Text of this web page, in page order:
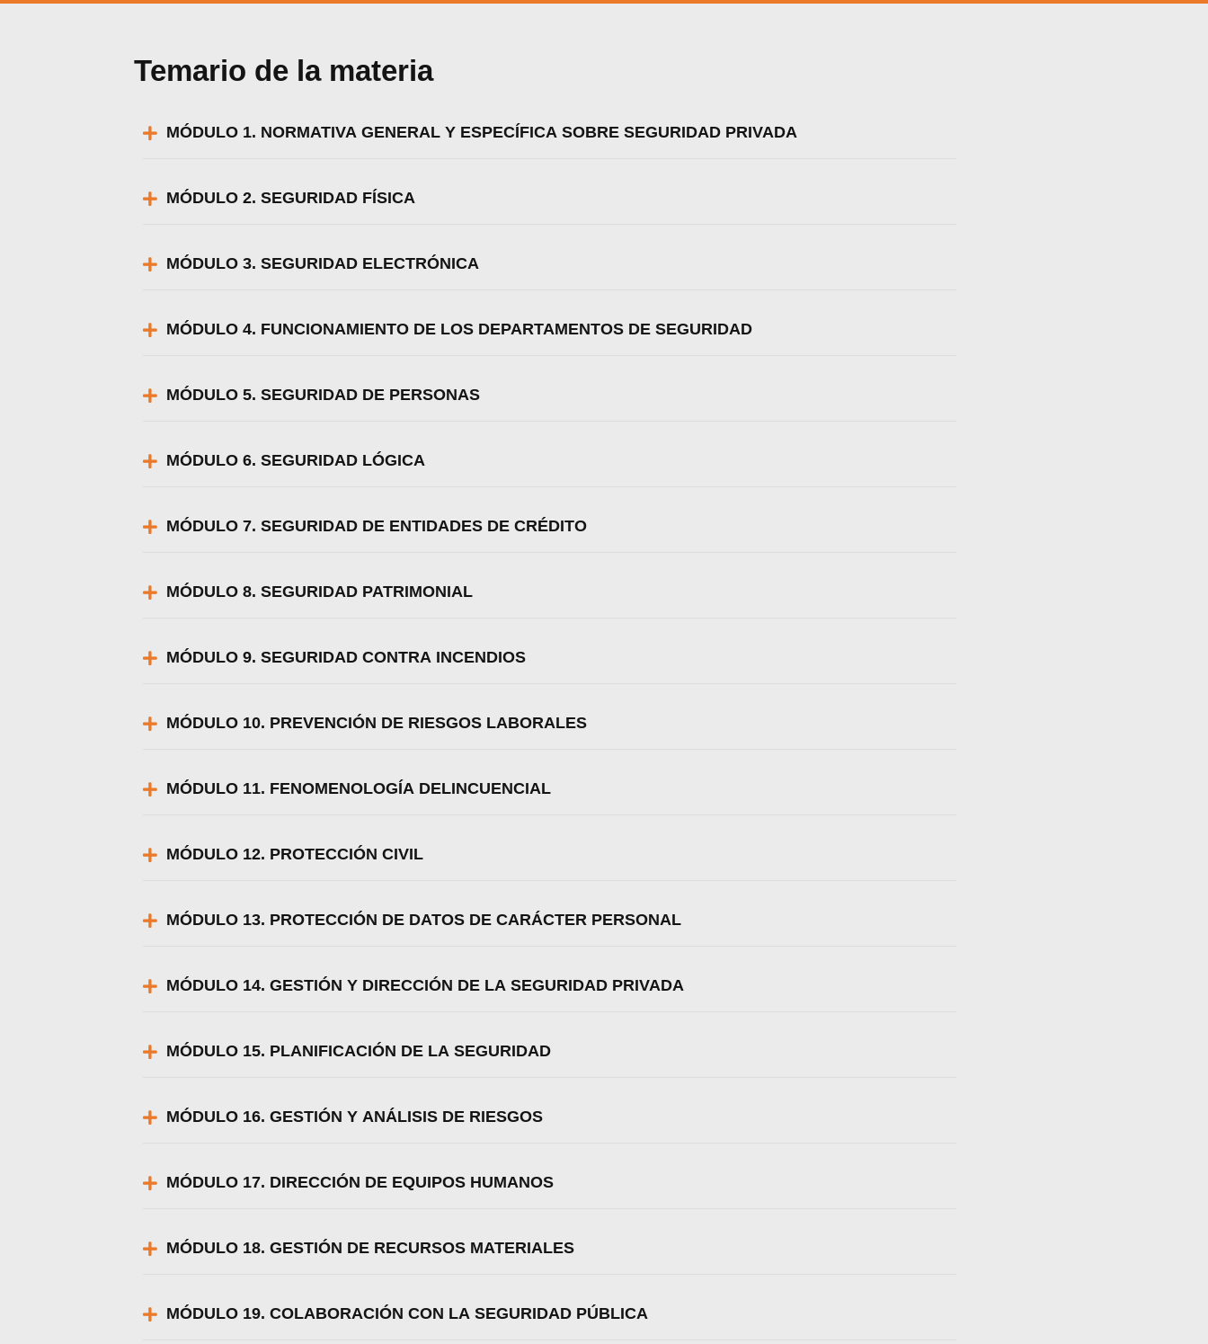
Temario de la materia
MÓDULO 1. NORMATIVA GENERAL Y ESPECÍFICA SOBRE SEGURIDAD PRIVADA
MÓDULO 2. SEGURIDAD FÍSICA
MÓDULO 3. SEGURIDAD ELECTRÓNICA
MÓDULO 4. FUNCIONAMIENTO DE LOS DEPARTAMENTOS DE SEGURIDAD
MÓDULO 5. SEGURIDAD DE PERSONAS
MÓDULO 6. SEGURIDAD LÓGICA
MÓDULO 7. SEGURIDAD DE ENTIDADES DE CRÉDITO
MÓDULO 8. SEGURIDAD PATRIMONIAL
MÓDULO 9. SEGURIDAD CONTRA INCENDIOS
MÓDULO 10. PREVENCIÓN DE RIESGOS LABORALES
MÓDULO 11. FENOMENOLOGÍA DELINCUENCIAL
MÓDULO 12. PROTECCIÓN CIVIL
MÓDULO 13. PROTECCIÓN DE DATOS DE CARÁCTER PERSONAL
MÓDULO 14. GESTIÓN Y DIRECCIÓN DE LA SEGURIDAD PRIVADA
MÓDULO 15. PLANIFICACIÓN DE LA SEGURIDAD
MÓDULO 16. GESTIÓN Y ANÁLISIS DE RIESGOS
MÓDULO 17. DIRECCIÓN DE EQUIPOS HUMANOS
MÓDULO 18. GESTIÓN DE RECURSOS MATERIALES
MÓDULO 19. COLABORACIÓN CON LA SEGURIDAD PÚBLICA
.